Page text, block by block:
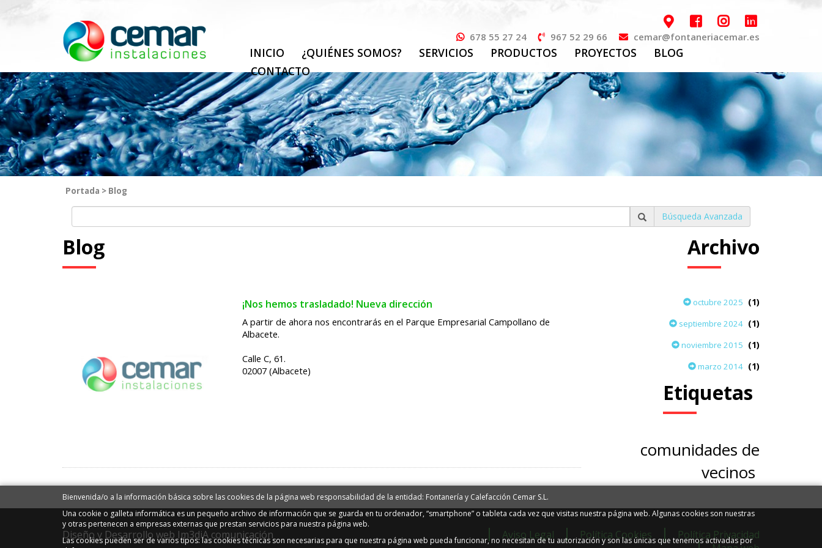
678 55 27 24 967 52 29 66 cemar@fontaneriacemar.es
INICIO ¿QUIÉNES SOMOS? SERVICIOS PRODUCTOS PROYECTOS
BLOG
CONTACTO
Portada > Blog
Búsqueda Avanzada
Blog
¡Nos hemos trasladado! Nueva dirección
A partir de ahora nos encontrarás en el Parque Empresarial Campollano de
Albacete.
Calle C, 61.
02007 (Albacete)
Archivo
octubre 2025 (1)
septiembre 2024 (1)
noviembre 2015 (1)
marzo 2014 (1)
Etiquetas
comunidades de
vecinos
Aviso Legal Política Cookies
Política Privacidad
Diseño y Desarrollo web Im3diA comunicación
Bienvenida/o a la información básica sobre las cookies de la página web responsabilidad de la entidad: Fontanería y Calefacción Cemar S.L.
Una cookie o galleta informática es un pequeño archivo de información que se guarda en tu ordenador, “smartphone” o tableta cada vez que visitas nuestra página web. Algunas cookies son nuestras
y otras pertenecen a empresas externas que prestan servicios para nuestra página web.
Las cookies pueden ser de varios tipos: las cookies técnicas son necesarias para que nuestra página web pueda funcionar, no necesitan de tu autorización y son las únicas que tenemos activadas por